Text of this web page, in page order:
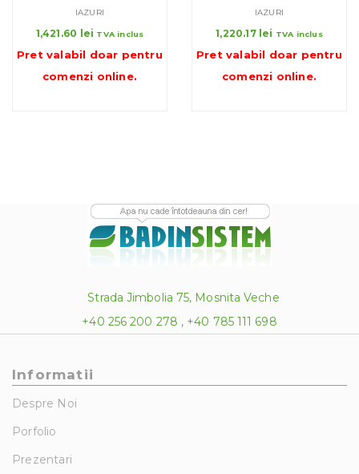
IAZURI
1,421.60 lei TVA inclus
Pret valabil doar pentru
comenzi online.
IAZURI
1,220.17 lei TVA inclus
Pret valabil doar pentru
comenzi online.
Strada Jimbolia 75, Mosnita Veche
+40 256 200 278 , +40 785 111 698
Informatii
Despre Noi
Porfolio
Prezentari